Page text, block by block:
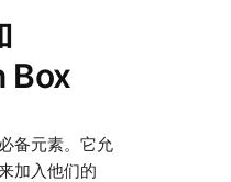
Box
备元素。它允
加入他们的